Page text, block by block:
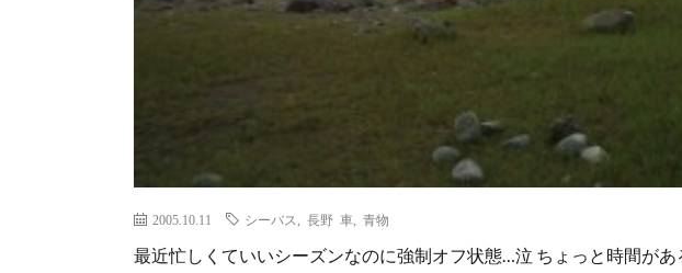
2005.10.11 シーバス 長野 車 青物
最近忙しくていいシーズンなのに強制オフ状態…泣 ちょっと時間が